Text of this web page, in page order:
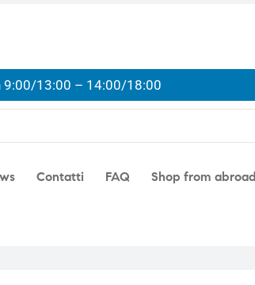
9:00/13:00 – 14:00/18:00
Contatti FAQ Shop from abroad